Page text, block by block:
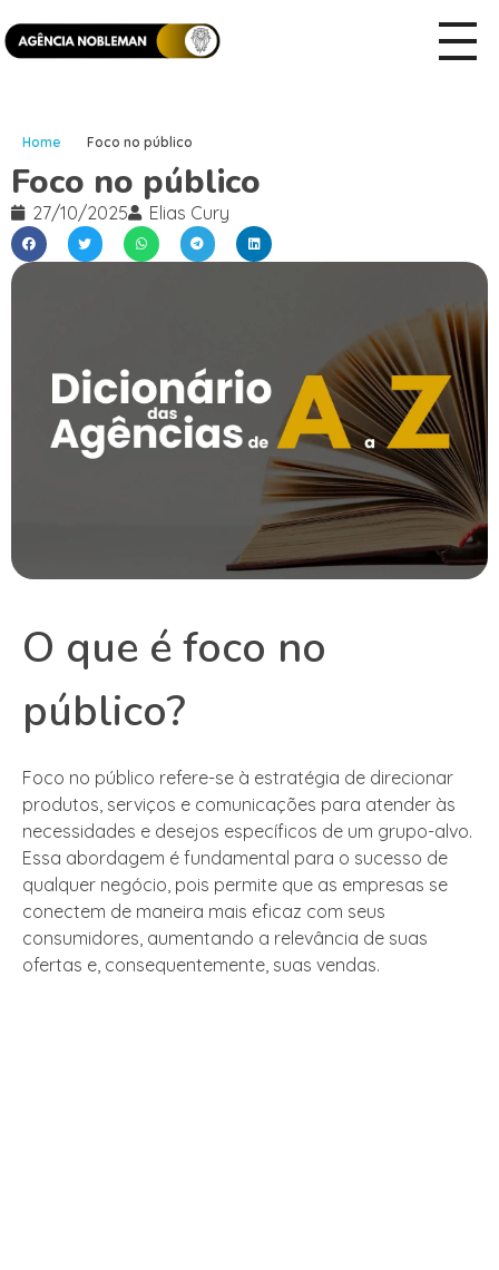
Home Foco no público
Foco no público
27/10/2025 Elias Cury
O que é foco no
público?
Foco no público refere-se à estratégia de direcionar
produtos, serviços e comunicações para atender às
necessidades e desejos específicos de um grupo-alvo.
Essa abordagem é fundamental para o sucesso de
qualquer negócio, pois permite que as empresas se
conectem de maneira mais eficaz com seus
consumidores, aumentando a relevância de suas
ofertas e, consequentemente, suas vendas.